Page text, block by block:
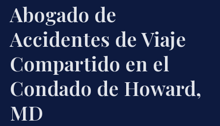
Abogado de
Accidentes de Viaje
Compartido en el
Condado de Howard,
MD